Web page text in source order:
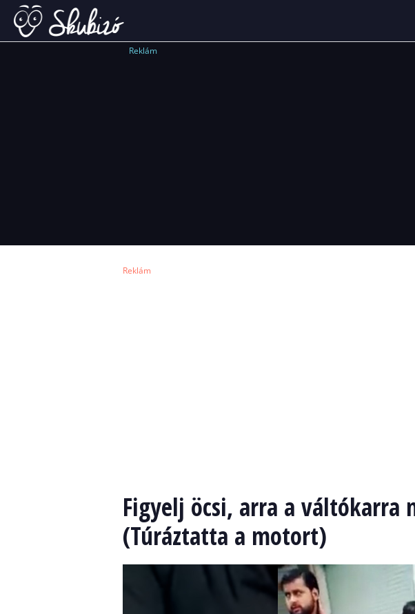
Reklám
Reklám
Figyelj öcsi, arra a váltókarra
(Túráztatta a motort)